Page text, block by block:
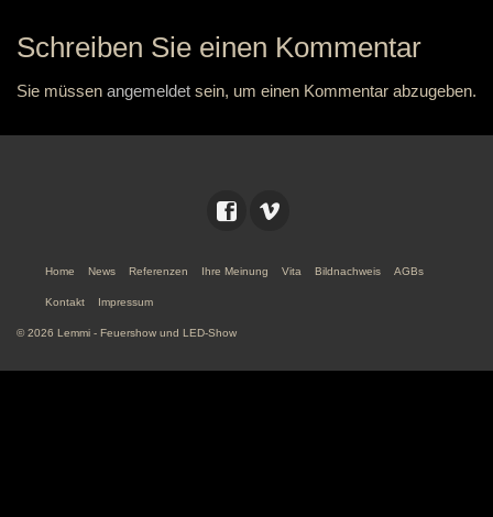
Schreiben Sie einen Kommentar
Sie müssen angemeldet sein, um einen Kommentar abzugeben.
Home News Referenzen Ihre Meinung Vita Bildnachweis AGBs
Kontakt Impressum
© 2026 Lemmi - Feuershow und LED-Show